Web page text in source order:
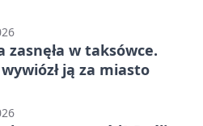
zasnęła w taksówce.
ją za miasto